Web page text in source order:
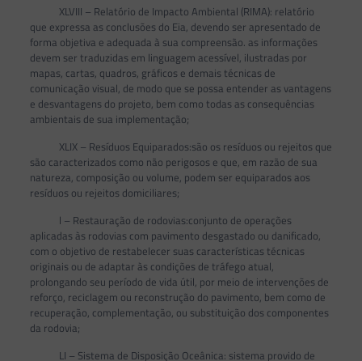
XLVIII – Relatório de Impacto Ambiental (RIMA): relatório
que expressa as conclusões do Eia, devendo ser apresentado de
forma objetiva e adequada à sua compreensão. as informações
devem ser traduzidas em linguagem acessível, ilustradas por
mapas, cartas, quadros, gráficos e demais técnicas de
comunicação visual, de modo que se possa entender as vantagens
e desvantagens do projeto, bem como todas as consequências
ambientais de sua implementação;
XLIX – Resíduos Equiparados:são os resíduos ou rejeitos que
são caracterizados como não perigosos e que, em razão de sua
natureza, composição ou volume, podem ser equiparados aos
resíduos ou rejeitos domiciliares;
l – Restauração de rodovias:conjunto de operações
aplicadas às rodovias com pavimento desgastado ou danificado,
com o objetivo de restabelecer suas características técnicas
originais ou de adaptar às condições de tráfego atual,
prolongando seu período de vida útil, por meio de intervenções de
reforço, reciclagem ou reconstrução do pavimento, bem como de
recuperação, complementação, ou substituição dos componentes
da rodovia;
LI – Sistema de Disposição Oceânica: sistema provido de